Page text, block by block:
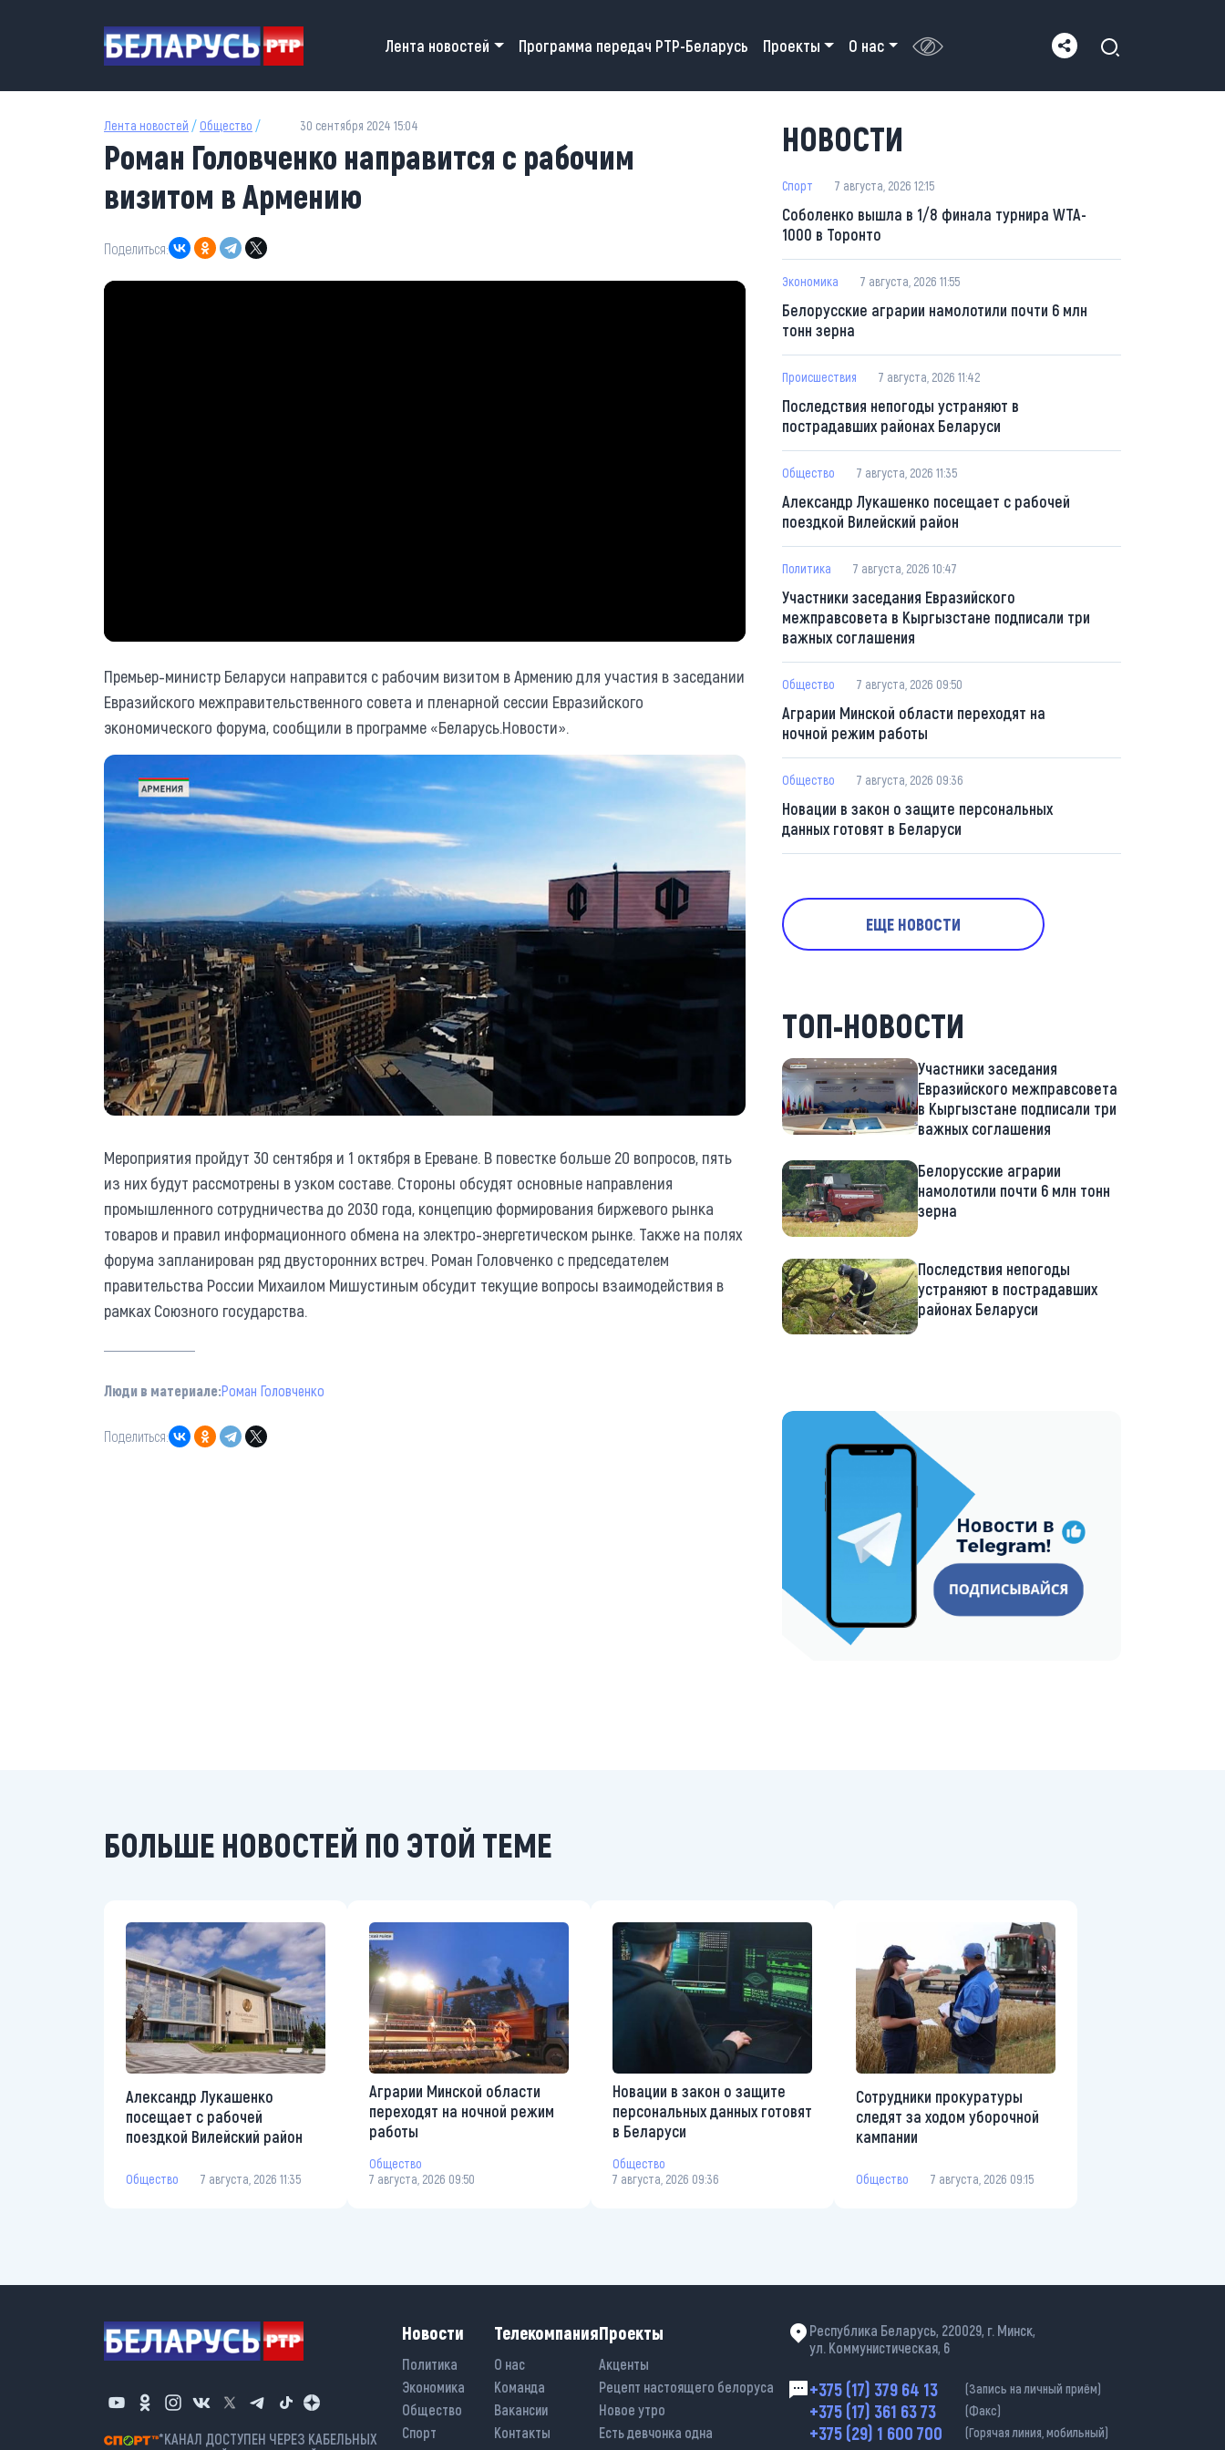
Main navigation
Лента новостей Программа передач РТР-Беларусь Проекты О нас
Лента новостей / Общество / 30 сентября 2024 15:04
Роман Головченко направится с рабочим
визитом в Армению
Поделиться:
Премьер-министр Беларуси направится с рабочим визитом в Армению для участия в заседании
Евразийского межправительственного совета и пленарной сессии Евразийского
экономического форума, сообщили в программе «Беларусь.Новости».
Мероприятия пройдут 30 сентября и 1 октября в Ереване. В повестке больше 20 вопросов, пять
из них будут рассмотрены в узком составе. Стороны обсудят основные направления
промышленного сотрудничества до 2030 года, концепцию формирования биржевого рынка
товаров и правил информационного обмена на электро-энергетическом рынке. Также на полях
форума запланирован ряд двусторонних встреч. Роман Головченко с председателем
правительства России Михаилом Мишустиным обсудит текущие вопросы взаимодействия в
рамках Союзного государства.
Люди в материале:Роман Головченко
Поделиться:
НОВОСТИ
Спорт 7 августа, 2026 12:15
Соболенко вышла в 1/8 финала турнира WTA-
1000 в Торонто
Экономика 7 августа, 2026 11:55
Белорусские аграрии намолотили почти 6 млн
тонн зерна
Происшествия 7 августа, 2026 11:42
Последствия непогоды устраняют в
пострадавших районах Беларуси
Общество 7 августа, 2026 11:35
Александр Лукашенко посещает с рабочей
поездкой Вилейский район
Политика 7 августа, 2026 10:47
Участники заседания Евразийского
межправсовета в Кыргызстане подписали три
важных соглашения
Общество 7 августа, 2026 09:50
Аграрии Минской области переходят на
ночной режим работы
Общество 7 августа, 2026 09:36
Новации в закон о защите персональных
данных готовят в Беларуси
ЕЩЕ НОВОСТИ
ТОП-НОВОСТИ
Участники заседания
Евразийского межправсовета
в Кыргызстане подписали три
важных соглашения
Белорусские аграрии
намолотили почти 6 млн тонн
зерна
Последствия непогоды
устраняют в пострадавших
районах Беларуси
https://t.me/minskctvby
БОЛЬШЕ НОВОСТЕЙ ПО ЭТОЙ ТЕМЕ
Александр Лукашенко
посещает с рабочей
поездкой Вилейский район
Общество 7 августа, 2026 11:35
Аграрии Минской области
переходят на ночной режим
работы
Общество
7 августа, 2026 09:50
Новации в закон о защите
персональных данных готовят
в Беларуси
Общество
7 августа, 2026 09:36
Сотрудники прокуратуры
следят за ходом уборочной
кампании
Общество 7 августа, 2026 09:15
*КАНАЛ ДОСТУПЕН ЧЕРЕЗ КАБЕЛЬНЫХ
Новости
Политика
Экономика
Общество
Спорт
Телекомпания
О нас
Команда
Вакансии
Контакты
Проекты
Акценты
Рецепт настоящего белоруса
Новое утро
Есть девчонка одна
Республика Беларусь, 220029, г. Минск,
ул. Коммунистическая, 6
+375 (17) 379 64 13 (Запись на личный приём)
+375 (17) 361 63 73 (Факс)
+375 (29) 1 600 700 (Горячая линия, мобильный)